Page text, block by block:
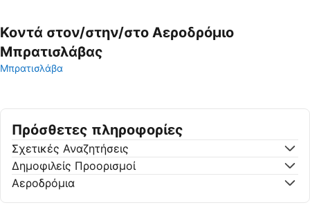
Κοντά στον/στην/στο Αεροδρόμιο
Μπρατισλάβας
Μπρατισλάβα
Πρόσθετες πληροφορίες
Σχετικές Αναζητήσεις
Δημοφιλείς Προορισμοί
Αεροδρόμια